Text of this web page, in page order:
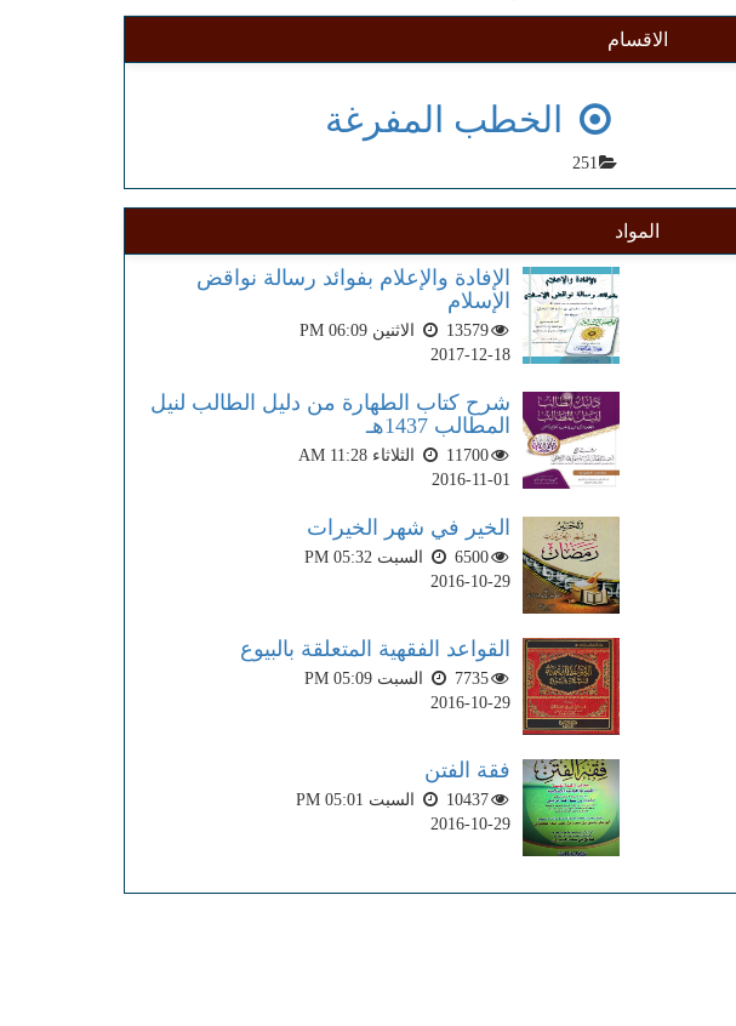
الاقسام
الخطب المفرغة
251
المواد
الإفادة والإعلام بفوائد رسالة نواقض
الإسلام
13579
الاثنين PM 06:09
2017-12-18
شرح كتاب الطهارة من دليل الطالب لنيل
المطالب 1437هـ
11700
الثلاثاء AM 11:28
2016-11-01
الخير في شهر الخيرات
6500
السبت PM 05:32
2016-10-29
القواعد الفقهية المتعلقة بالبيوع
7735
السبت PM 05:09
2016-10-29
فقة الفتن
10437
السبت PM 05:01
2016-10-29